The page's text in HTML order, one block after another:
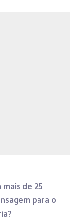
de 25
para o